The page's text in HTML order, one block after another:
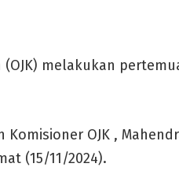
melakukan
OJK ,
(15/11/2024).